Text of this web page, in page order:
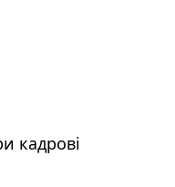
кадрові